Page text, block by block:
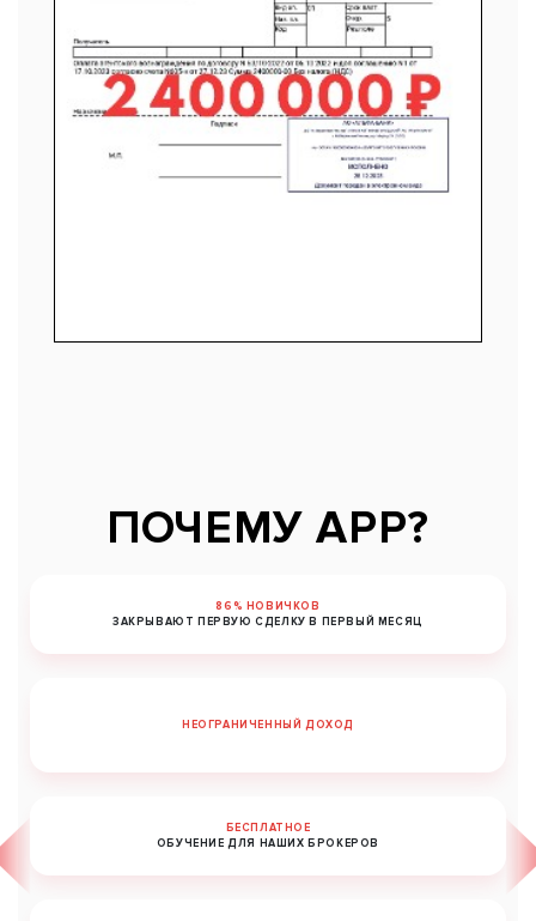
ПОЧЕМУ АРР?
86% НОВИЧКОВ
ЗАКРЫВАЮТ ПЕРВУЮ СДЕЛКУ В ПЕРВЫЙ МЕСЯЦ
НЕОГРАНИЧЕННЫЙ ДОХОД
БЕСПЛАТНОЕ
ОБУЧЕНИЕ ДЛЯ НАШИХ БРОКЕРОВ